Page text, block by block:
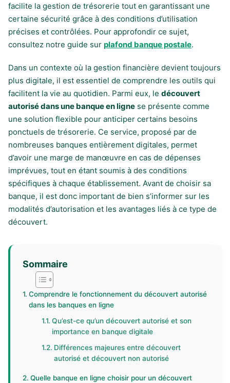
facilite la gestion de trésorerie tout en garantissant une
certaine sécurité grâce à des conditions d’utilisation
précises et contrôlées. Pour approfondir ce sujet,
consultez notre guide sur plafond banque postale.
Dans un contexte où la gestion financière devient toujours
plus digitale, il est essentiel de comprendre les outils qui
facilitent la vie au quotidien. Parmi eux, le découvert
autorisé dans une banque en ligne se présente comme
une solution flexible pour anticiper certains besoins
ponctuels de trésorerie. Ce service, proposé par de
nombreuses banques entièrement digitales, permet
d’avoir une marge de manœuvre en cas de dépenses
imprévues, tout en étant soumis à des conditions
spécifiques à chaque établissement. Avant de choisir sa
banque, il est donc important de bien s’informer sur les
modalités d’autorisation et les avantages liés à ce type de
découvert.
Sommaire
Comprendre le fonctionnement du découvert autorisé
dans les banques en ligne
Qu’est-ce qu’un découvert autorisé et son
importance en banque digitale
Différences majeures entre découvert
autorisé et découvert non autorisé
Quelle banque en ligne choisir pour un découvert